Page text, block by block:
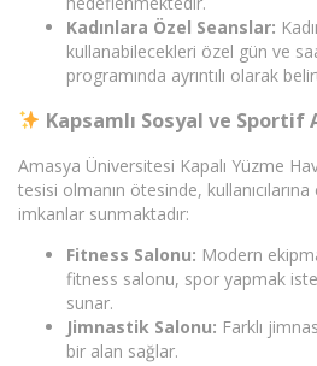
Kadınlara Özel Seanslar:
kullanabilecekleri özel gün ve
programında ayrıntılı olarak
Kapsamlı Sosyal ve Sportif
Amasya Üniversitesi Kapalı Yüzme
tesisi olmanın ötesinde,
imkanlar sunmaktadır:
Fitness Salonu: Modern
fitness salonu, spor yapmak
sunar.
Jimnastik Salonu: Farklı
bir alan sağlar.